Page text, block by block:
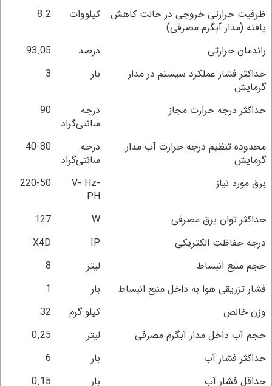
ظرفیت حرارتی خروجی در حالت کاهش
یافته (مدار آبگرم مصرفی)
کیلووات 8.2
راندمان حرارتی درصد
93.05
حداکثر فشار عملکرد سیستم در مدار
گرمایش
بار 3
حداکثر درجه حرارت مجاز
درجه
سانتی‌گراد
90
محدوده تنظیم درجه حرارت آب مدار
گرمایش
درجه
سانتی‌گراد
40-80
برق مورد نیاز
V- Hz-
PH
220-50
حداکثر توان برق مصرفی W
127
درجه حفاظت الکتریکی
IP
X4D
حجم منبع انبساط
لیتر
8
فشار تزریقی هوا به داخل منبع انبساط
بار
1
وزن خالص
کیلو گرم
32
حجم آب داخل مدار آبگرم مصرفی
لیتر
0.25
حداکثر فشار آب
بار
6
حداقل فشار آب
بار 0.15